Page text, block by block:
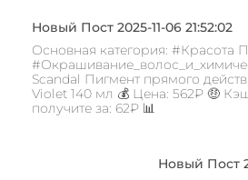
Новый Пост 2025-11-06 21:52:02
Основная категория: #Красота
Scandal Пигмент прямого
Violet 140 мл 💰 Цена: 562₽ 🤑
получите за: 62₽ 📊
Новый Пост